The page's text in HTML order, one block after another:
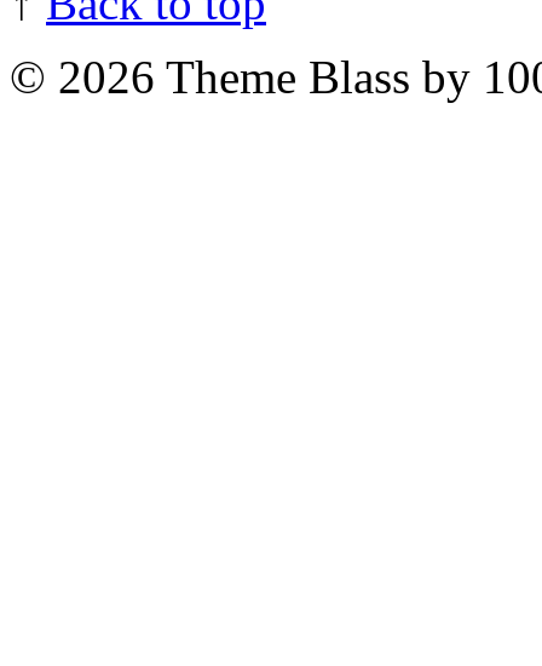
© 2026 Theme Blass by